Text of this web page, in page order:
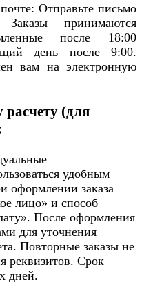
Отправьте письмо
принимаются
после 18:00
день после 9:00.
вам на электронную
(для
удобным
оформлении заказа
лицо» и способ
После оформления
для уточнения
Повторные заказы не
реквизитов. Срок
дней.